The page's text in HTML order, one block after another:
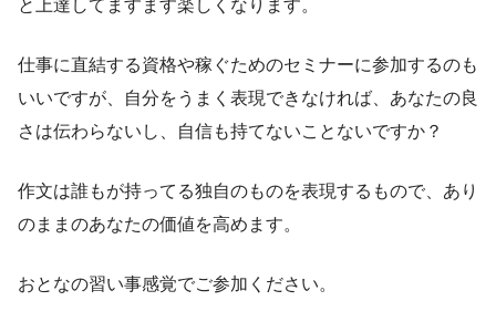
と上達してますます楽しくなります。
仕事に直結する資格や稼ぐためのセミナーに参加するのも
いいですが、自分をうまく表現できなければ、あなたの良
さは伝わらないし、自信も持てないことないですか？
作文は誰もが持ってる独自のものを表現するもので、あり
のままのあなたの価値を高めます。
おとなの習い事感覚でご参加ください。